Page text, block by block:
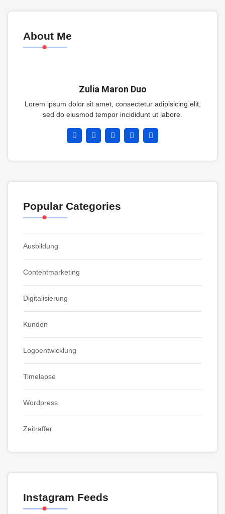
About Me
Zulia Maron Duo
Lorem ipsum dolor sit amet, consectetur adipisicing elit,
sed do eiusmod tempor incididunt ut labore.
Popular Categories
Ausbildung
Contentmarketing
Digitalisierung
Kunden
Logoentwicklung
Timelapse
Wordpress
Zeitraffer
Instagram Feeds